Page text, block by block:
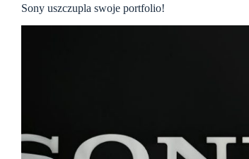
Sony uszczupla swoje portfolio!